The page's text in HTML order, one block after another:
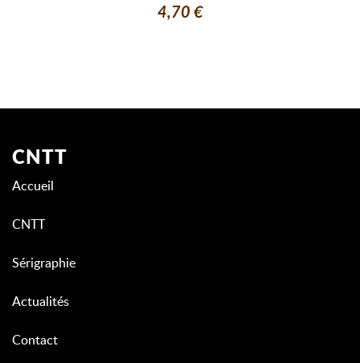
4,70 €
CNTT
Accueil
CNTT
Sérigraphie
Actualités
Contact